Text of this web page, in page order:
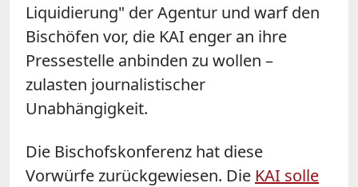
Liquidierung" der Agentur und warf den
Bischöfen vor, die KAI enger an ihre
Pressestelle anbinden zu wollen –
zulasten journalistischer
Unabhängigkeit.
Die Bischofskonferenz hat diese
Vorwürfe zurückgewiesen. Die KAI solle